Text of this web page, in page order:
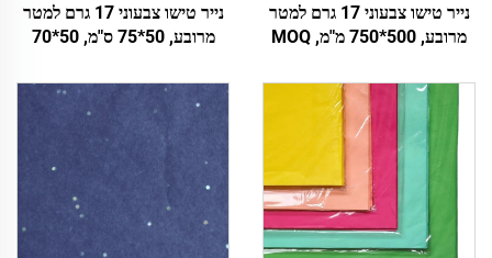
נייר טישו צבעוני 17 גרם למטר
מרובע, 500*750 מ"מ, MOQ
נייר עטיפה באיכות גבוהה
למתנה, אריזת מזון ופירות
נייר טישו צבעוני 17 גרם למטר
מרובע, 50*75 ס"מ, 50*70
נייר עטיפה, נייר טישו, אבני חן